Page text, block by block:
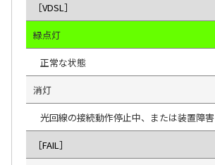
［VDSL］
緑点灯
正常な状態
消灯
光回線の接続動作停止中、または装置障害
［FAIL］